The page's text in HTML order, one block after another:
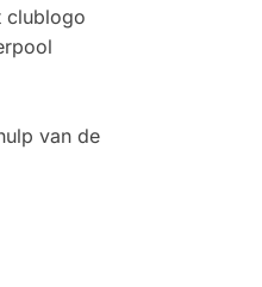
clublogo
van de